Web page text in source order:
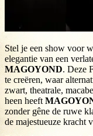
Stel je een show voor
elegantie van een
MAGOYOND. Deze
te creëren, waar
zwart, theatrale,
heen heeft
zonder gêne de ruwe
de majestueuze kracht